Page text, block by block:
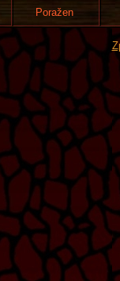
Poražen